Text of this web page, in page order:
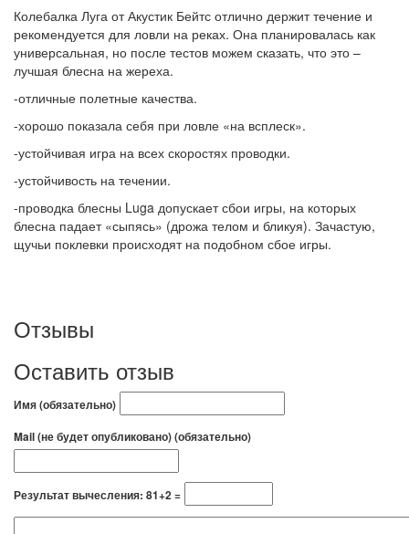
Колебалка Луга от Акустик Бейтс отлично держит течение и
рекомендуется для ловли на реках. Она планировалась как
универсальная, но после тестов можем сказать, что это –
лучшая блесна на жереха.
-отличные полетные качества.
-хорошо показала себя при ловле «на всплеск».
-устойчивая игра на всех скоростях проводки.
-устойчивость на течении.
-проводка блесны Luga допускает сбои игры, на которых
блесна падает «сыпясь» (дрожа телом и бликуя). Зачастую,
щучьи поклевки происходят на подобном сбое игры.
Отзывы
Оставить отзыв
Имя (обязательно)
Mail (не будет опубликовано) (обязательно)
Результат вычесления: 81+2 =